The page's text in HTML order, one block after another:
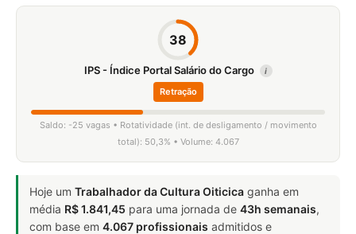
38
IPS - Índice Portal Salário do Cargo i
Retração
Saldo: -25 vagas • Rotatividade (int. de desligamento / movimento
total): 50,3% • Volume: 4.067
Hoje um Trabalhador da Cultura Oiticica ganha em
média R$ 1.841,45 para uma jornada de 43h semanais,
com base em 4.067 profissionais admitidos e